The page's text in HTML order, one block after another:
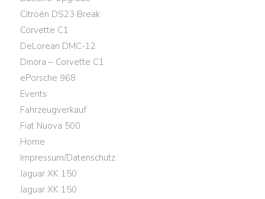
Citroën DS23 Break
Corvette C1
DeLorean DMC-12
Dinora – Corvette C1
ePorsche 968
Events
Fahrzeugverkauf
Fiat Nuova 500
Home
Impressum/Datenschutz
Jaguar XK 150
Jaguar XK 150